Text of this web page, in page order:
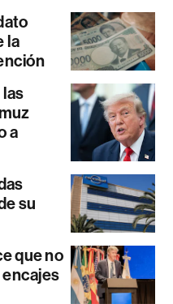
la
las
a
su
que no
encajes